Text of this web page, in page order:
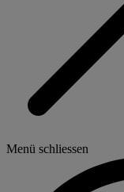
Menü schliessen